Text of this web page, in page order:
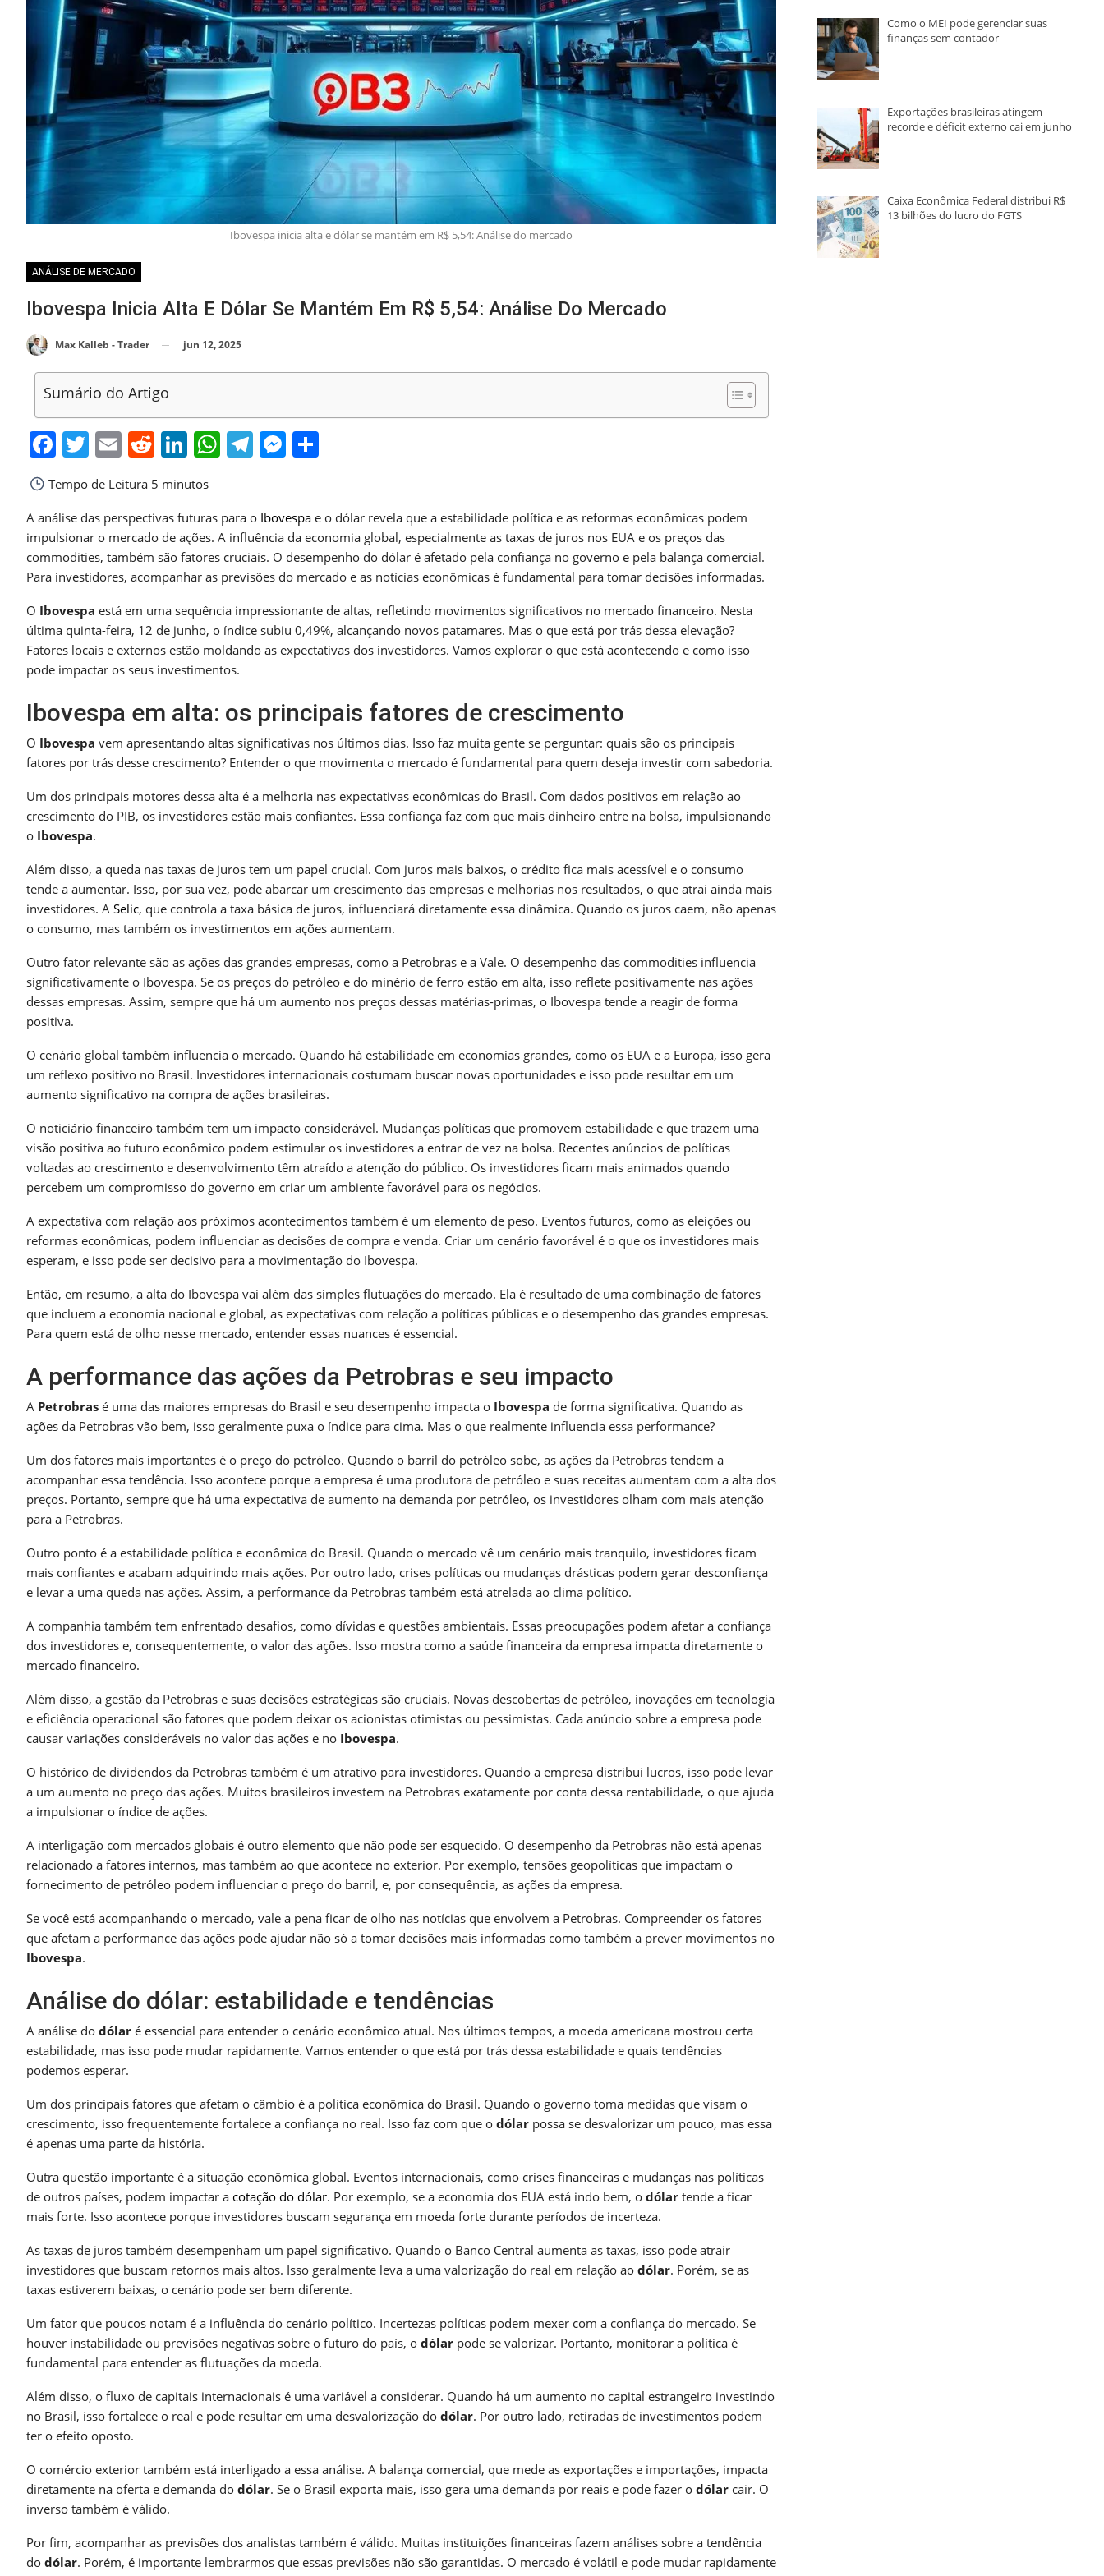
Ibovespa inicia alta e dólar se mantém em R$ 5,54: Análise do mercado
ANÁLISE DE MERCADO
Ibovespa Inicia Alta E Dólar Se Mantém Em R$ 5,54: Análise Do Mercado
Max Kalleb - Trader jun 12, 2025
Sumário do Artigo
Facebook
Twitter
EmailReddit
LinkedIn
WhatsApp
Telegram
Messenger
Tempo de Leitura 5 minutos
A análise das perspectivas futuras para o Ibovespa e o dólar revela que a estabilidade política e as reformas econômicas podem
impulsionar o mercado de ações. A influência da economia global, especialmente as taxas de juros nos EUA e os preços das
commodities, também são fatores cruciais. O desempenho do dólar é afetado pela confiança no governo e pela balança comercial.
Para investidores, acompanhar as previsões do mercado e as notícias econômicas é fundamental para tomar decisões informadas.
O Ibovespa está em uma sequência impressionante de altas, refletindo movimentos significativos no mercado financeiro. Nesta
última quinta-feira, 12 de junho, o índice subiu 0,49%, alcançando novos patamares. Mas o que está por trás dessa elevação?
Fatores locais e externos estão moldando as expectativas dos investidores. Vamos explorar o que está acontecendo e como isso
pode impactar os seus investimentos.
Ibovespa em alta: os principais fatores de crescimento
O Ibovespa vem apresentando altas significativas nos últimos dias. Isso faz muita gente se perguntar: quais são os principais
fatores por trás desse crescimento? Entender o que movimenta o mercado é fundamental para quem deseja investir com sabedoria.
Um dos principais motores dessa alta é a melhoria nas expectativas econômicas do Brasil. Com dados positivos em relação ao
crescimento do PIB, os investidores estão mais confiantes. Essa confiança faz com que mais dinheiro entre na bolsa, impulsionando
o Ibovespa.
Além disso, a queda nas taxas de juros tem um papel crucial. Com juros mais baixos, o crédito fica mais acessível e o consumo
tende a aumentar. Isso, por sua vez, pode abarcar um crescimento das empresas e melhorias nos resultados, o que atrai ainda mais
investidores. A Selic, que controla a taxa básica de juros, influenciará diretamente essa dinâmica. Quando os juros caem, não apenas
o consumo, mas também os investimentos em ações aumentam.
Outro fator relevante são as ações das grandes empresas, como a Petrobras e a Vale. O desempenho das commodities influencia
significativamente o Ibovespa. Se os preços do petróleo e do minério de ferro estão em alta, isso reflete positivamente nas ações
dessas empresas. Assim, sempre que há um aumento nos preços dessas matérias-primas, o Ibovespa tende a reagir de forma
positiva.
O cenário global também influencia o mercado. Quando há estabilidade em economias grandes, como os EUA e a Europa, isso gera
um reflexo positivo no Brasil. Investidores internacionais costumam buscar novas oportunidades e isso pode resultar em um
aumento significativo na compra de ações brasileiras.
O noticiário financeiro também tem um impacto considerável. Mudanças políticas que promovem estabilidade e que trazem uma
visão positiva ao futuro econômico podem estimular os investidores a entrar de vez na bolsa. Recentes anúncios de políticas
voltadas ao crescimento e desenvolvimento têm atraído a atenção do público. Os investidores ficam mais animados quando
percebem um compromisso do governo em criar um ambiente favorável para os negócios.
A expectativa com relação aos próximos acontecimentos também é um elemento de peso. Eventos futuros, como as eleições ou
reformas econômicas, podem influenciar as decisões de compra e venda. Criar um cenário favorável é o que os investidores mais
esperam, e isso pode ser decisivo para a movimentação do Ibovespa.
Então, em resumo, a alta do Ibovespa vai além das simples flutuações do mercado. Ela é resultado de uma combinação de fatores
que incluem a economia nacional e global, as expectativas com relação a políticas públicas e o desempenho das grandes empresas.
Para quem está de olho nesse mercado, entender essas nuances é essencial.
A performance das ações da Petrobras e seu impacto
A Petrobras é uma das maiores empresas do Brasil e seu desempenho impacta o Ibovespa de forma significativa. Quando as
ações da Petrobras vão bem, isso geralmente puxa o índice para cima. Mas o que realmente influencia essa performance?
Um dos fatores mais importantes é o preço do petróleo. Quando o barril do petróleo sobe, as ações da Petrobras tendem a
acompanhar essa tendência. Isso acontece porque a empresa é uma produtora de petróleo e suas receitas aumentam com a alta dos
preços. Portanto, sempre que há uma expectativa de aumento na demanda por petróleo, os investidores olham com mais atenção
para a Petrobras.
Outro ponto é a estabilidade política e econômica do Brasil. Quando o mercado vê um cenário mais tranquilo, investidores ficam
mais confiantes e acabam adquirindo mais ações. Por outro lado, crises políticas ou mudanças drásticas podem gerar desconfiança
e levar a uma queda nas ações. Assim, a performance da Petrobras também está atrelada ao clima político.
A companhia também tem enfrentado desafios, como dívidas e questões ambientais. Essas preocupações podem afetar a confiança
dos investidores e, consequentemente, o valor das ações. Isso mostra como a saúde financeira da empresa impacta diretamente o
mercado financeiro.
Além disso, a gestão da Petrobras e suas decisões estratégicas são cruciais. Novas descobertas de petróleo, inovações em tecnologia
e eficiência operacional são fatores que podem deixar os acionistas otimistas ou pessimistas. Cada anúncio sobre a empresa pode
causar variações consideráveis no valor das ações e no Ibovespa.
O histórico de dividendos da Petrobras também é um atrativo para investidores. Quando a empresa distribui lucros, isso pode levar
a um aumento no preço das ações. Muitos brasileiros investem na Petrobras exatamente por conta dessa rentabilidade, o que ajuda
a impulsionar o índice de ações.
A interligação com mercados globais é outro elemento que não pode ser esquecido. O desempenho da Petrobras não está apenas
relacionado a fatores internos, mas também ao que acontece no exterior. Por exemplo, tensões geopolíticas que impactam o
fornecimento de petróleo podem influenciar o preço do barril, e, por consequência, as ações da empresa.
Se você está acompanhando o mercado, vale a pena ficar de olho nas notícias que envolvem a Petrobras. Compreender os fatores
que afetam a performance das ações pode ajudar não só a tomar decisões mais informadas como também a prever movimentos no
Ibovespa.
Análise do dólar: estabilidade e tendências
A análise do dólar é essencial para entender o cenário econômico atual. Nos últimos tempos, a moeda americana mostrou certa
estabilidade, mas isso pode mudar rapidamente. Vamos entender o que está por trás dessa estabilidade e quais tendências
podemos esperar.
Um dos principais fatores que afetam o câmbio é a política econômica do Brasil. Quando o governo toma medidas que visam o
crescimento, isso frequentemente fortalece a confiança no real. Isso faz com que o dólar possa se desvalorizar um pouco, mas essa
é apenas uma parte da história.
Outra questão importante é a situação econômica global. Eventos internacionais, como crises financeiras e mudanças nas políticas
de outros países, podem impactar a cotação do dólar. Por exemplo, se a economia dos EUA está indo bem, o dólar tende a ficar
mais forte. Isso acontece porque investidores buscam segurança em moeda forte durante períodos de incerteza.
As taxas de juros também desempenham um papel significativo. Quando o Banco Central aumenta as taxas, isso pode atrair
investidores que buscam retornos mais altos. Isso geralmente leva a uma valorização do real em relação ao dólar. Porém, se as
taxas estiverem baixas, o cenário pode ser bem diferente.
Um fator que poucos notam é a influência do cenário político. Incertezas políticas podem mexer com a confiança do mercado. Se
houver instabilidade ou previsões negativas sobre o futuro do país, o dólar pode se valorizar. Portanto, monitorar a política é
fundamental para entender as flutuações da moeda.
Além disso, o fluxo de capitais internacionais é uma variável a considerar. Quando há um aumento no capital estrangeiro investindo
no Brasil, isso fortalece o real e pode resultar em uma desvalorização do dólar. Por outro lado, retiradas de investimentos podem
ter o efeito oposto.
O comércio exterior também está interligado a essa análise. A balança comercial, que mede as exportações e importações, impacta
diretamente na oferta e demanda do dólar. Se o Brasil exporta mais, isso gera uma demanda por reais e pode fazer o dólar cair. O
inverso também é válido.
Por fim, acompanhar as previsões dos analistas também é válido. Muitas instituições financeiras fazem análises sobre a tendência
do dólar. Porém, é importante lembrarmos que essas previsões não são garantidas. O mercado é volátil e pode mudar rapidamente
Como o MEI pode gerenciar suas
finanças sem contador
Exportações brasileiras atingem
recorde e déficit externo cai em junho
Caixa Econômica Federal distribui R$
13 bilhões do lucro do FGTS